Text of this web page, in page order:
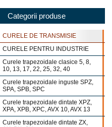
Categorii produse
CURELE DE TRANSMISIE
CURELE PENTRU INDUSTRIE
Curele trapezoidale clasice 5, 8,
10, 13, 17, 22, 25, 32, 40
Curele trapezoidale inguste SPZ,
SPA, SPB, SPC
Curele trapezoidale dintate XPZ,
XPA, XPB, XPC, AVX 10, AVX 13
Curele trapezoidale dintate ZX,